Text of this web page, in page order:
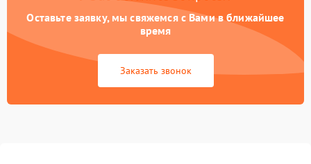
Оставьте заявку, мы свяжемся с Вами в ближайшее
время
Заказать звонок